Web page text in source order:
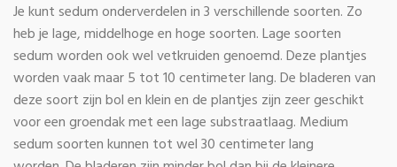
Je kunt sedum onderverdelen in 3 verschillende soorten. Zo
heb je lage, middelhoge en hoge soorten. Lage soorten
sedum worden ook wel vetkruiden genoemd. Deze plantjes
worden vaak maar 5 tot 10 centimeter lang. De bladeren van
deze soort zijn bol en klein en de plantjes zijn zeer geschikt
voor een groendak met een lage substraatlaag. Medium
sedum soorten kunnen tot wel 30 centimeter lang